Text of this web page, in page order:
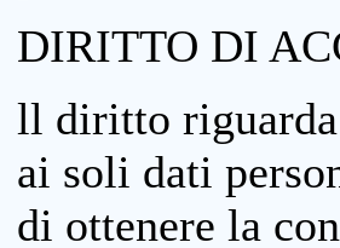
DIRITTO DI
ll diritto
ai soli dati
di ottenere la